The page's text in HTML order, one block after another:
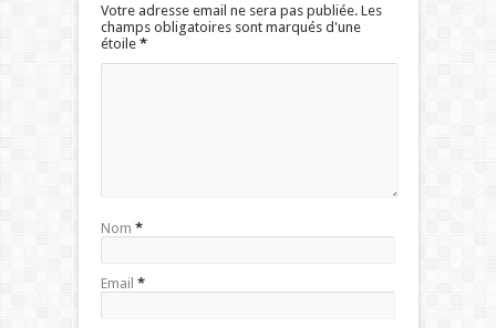
Votre adresse email ne sera pas publiée. Les
champs obligatoires sont marqués d'une
étoile *
Nom *
Email *